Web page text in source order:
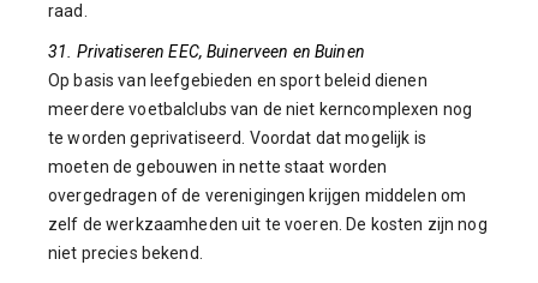
raad.
31. Privatiseren EEC, Buinerveen en Buinen
Op basis van leefgebieden en sport beleid dienen
meerdere voetbalclubs van de niet kerncomplexen nog
te worden geprivatiseerd. Voordat dat mogelijk is
moeten de gebouwen in nette staat worden
overgedragen of de verenigingen krijgen middelen om
zelf de werkzaamheden uit te voeren. De kosten zijn nog
niet precies bekend.